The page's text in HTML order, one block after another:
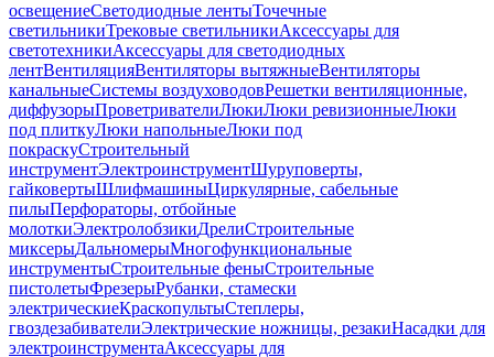
освещениеСветодиодные лентыТочечные
светильникиТрековые светильникиАксессуары для
светотехникиАксессуары для светодиодных
лентВентиляцияВентиляторы вытяжныеВентиляторы
канальныеСистемы воздуховодовРешетки вентиляционные,
диффузорыПроветривателиЛюкиЛюки ревизионныеЛюки
под плиткуЛюки напольныеЛюки под
покраскуСтроительный
инструментЭлектроинструментШуруповерты,
гайковертыШлифмашиныЦиркулярные, сабельные
пилыПерфораторы, отбойные
молоткиЭлектролобзикиДрелиСтроительные
миксерыДальномерыМногофункциональные
инструментыСтроительные феныСтроительные
пистолетыФрезерыРубанки, стамески
электрическиеКраскопультыСтеплеры,
гвоздезабивателиЭлектрические ножницы, резакиНасадки для
электроинструментаАксессуары для